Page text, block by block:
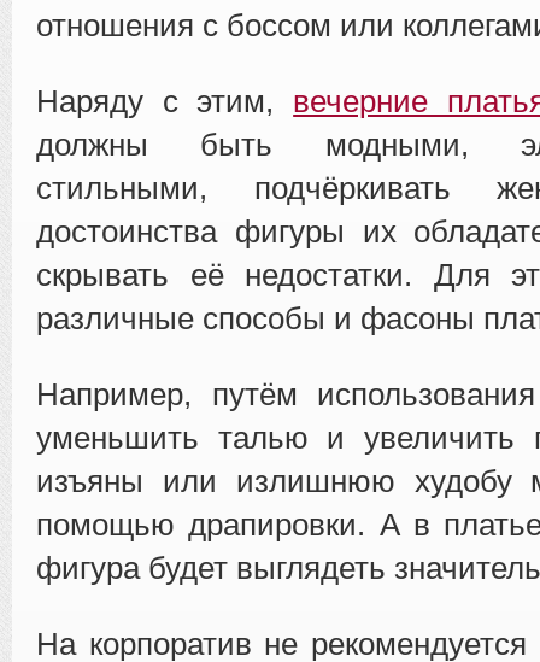
отношения с боссом или
Наряду с этим, вечерние
должны быть модными,
стильными, подчёркивать
достоинства фигуры их
скрывать её недостатки. Для
различные способы и фасоны
Например, путём
уменьшить талью и увеличить
изъяны или излишнюю худобу
помощью драпировки. А в
фигура будет выглядеть
На корпоратив не